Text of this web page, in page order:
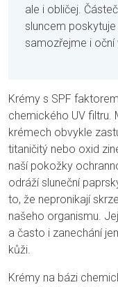
ale i obličej.
sluncem
samozřejme i oční
Krémy s SPF
chemického UV filtru.
krémech obvykle
titaničitý nebo oxid
naší pokožky
odráží sluneční
to, že nepronikají
našeho organismu.
a často i zanechání
kůži.
Krémy na bázi